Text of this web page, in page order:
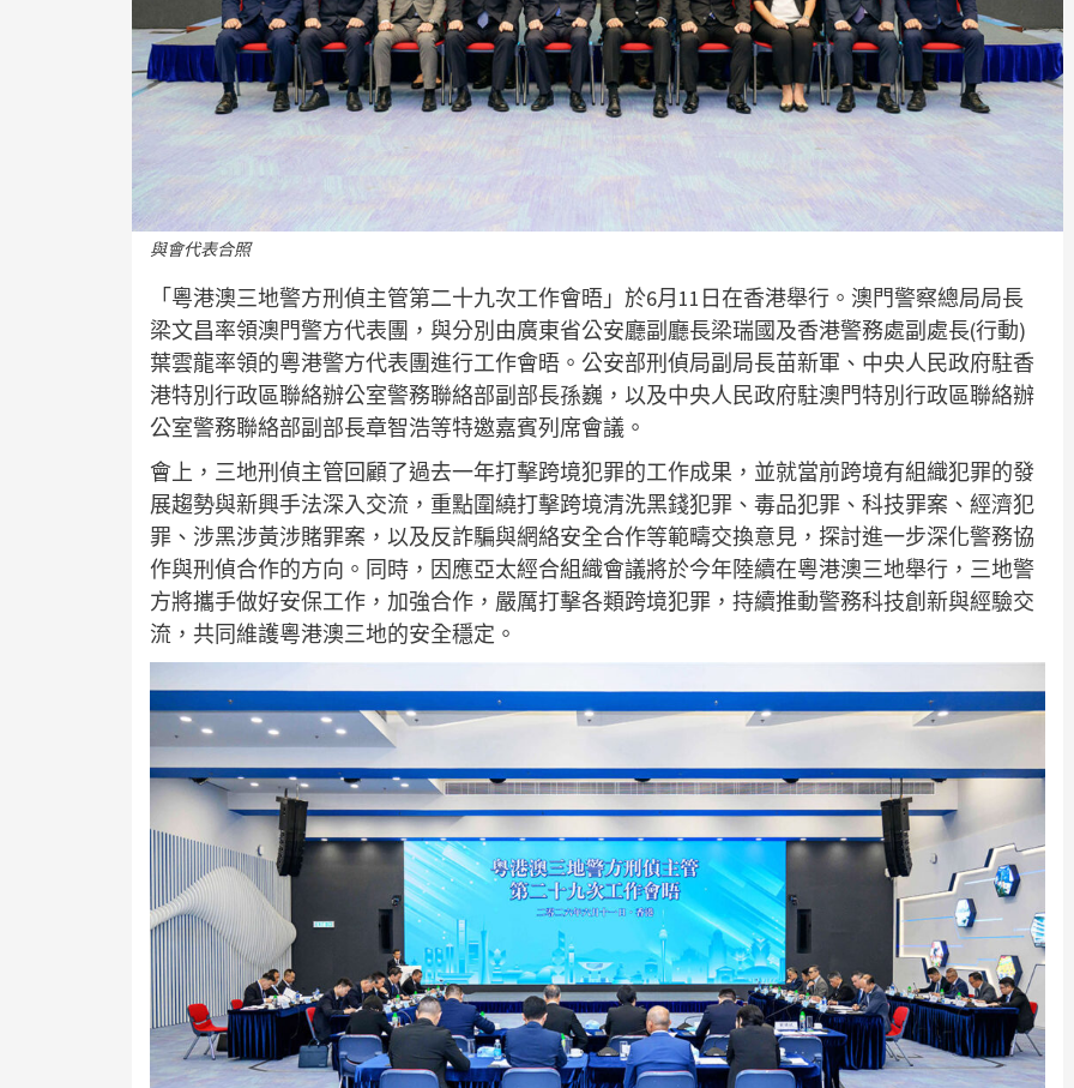
與會代表合照
「粵港澳三地警方刑偵主管第二十九次工作會晤」於6月11日在香港舉行。澳門警察總局局長
梁文昌率領澳門警方代表團，與分別由廣東省公安廳副廳長梁瑞國及香港警務處副處長(行動)
葉雲龍率領的粵港警方代表團進行工作會晤。公安部刑偵局副局長苗新軍、中央人民政府駐香
港特別行政區聯絡辦公室警務聯絡部副部長孫巍，以及中央人民政府駐澳門特別行政區聯絡辦
公室警務聯絡部副部長章智浩等特邀嘉賓列席會議。
會上，三地刑偵主管回顧了過去一年打擊跨境犯罪的工作成果，並就當前跨境有組織犯罪的發
展趨勢與新興手法深入交流，重點圍繞打擊跨境清洗黑錢犯罪、毒品犯罪、科技罪案、經濟犯
罪、涉黑涉黃涉賭罪案，以及反詐騙與網絡安全合作等範疇交換意見，探討進一步深化警務協
作與刑偵合作的方向。同時，因應亞太經合組織會議將於今年陸續在粵港澳三地舉行，三地警
方將攜手做好安保工作，加強合作，嚴厲打擊各類跨境犯罪，持續推動警務科技創新與經驗交
流，共同維護粵港澳三地的安全穩定。